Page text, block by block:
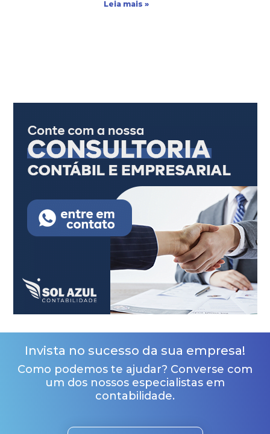
Leia mais »
Invista no sucesso da sua empresa!
Como podemos te ajudar? Converse com
um dos nossos especialistas em
contabilidade.